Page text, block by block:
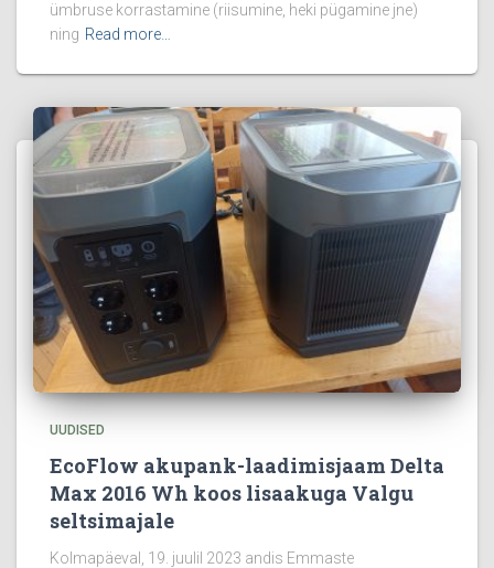
ümbruse korrastamine (riisumine, heki pügamine jne)
ning Read more…
UUDISED
EcoFlow akupank-laadimisjaam Delta
Max 2016 Wh koos lisaakuga Valgu
seltsimajale
Kolmapäeval, 19. juulil 2023 andis Emmaste